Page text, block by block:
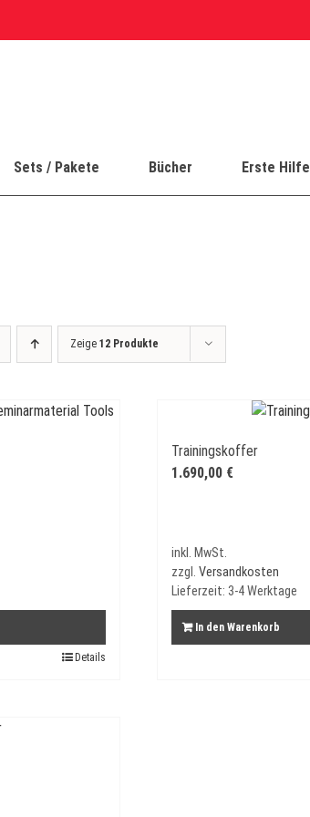
Sets / Pakete Bücher Erste Hilfe
Zeige 12 Produkte
Details
Trainingskoffer
1.690,00 €
inkl. MwSt.
zzgl. Versandkosten
Lieferzeit: 3-4 Werktage
In den Warenkorb